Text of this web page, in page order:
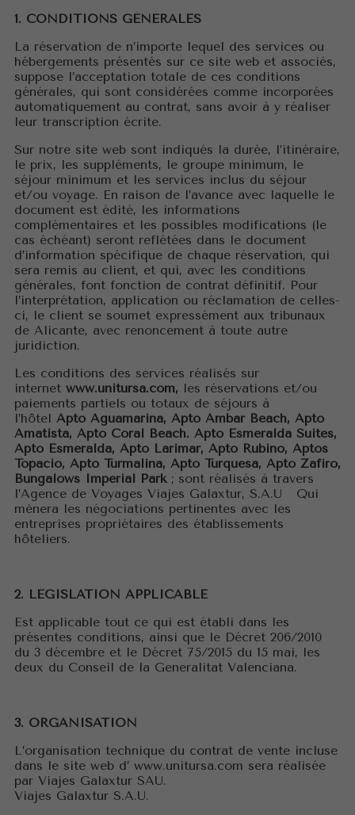
Tel. 965 83 26 18
Français
Español
English
Nederlandse
1. CONDITIONS GÉNÉRALES
La réservation de n’importe lequel des services ou
hébergements présentés sur ce site web et associés,
suppose l’acceptation totale de ces conditions
générales, qui sont considérées comme incorporées
automatiquement au contrat, sans avoir à y réaliser
leur transcription écrite.
Sur notre site web sont indiqués la durée, l’itinéraire,
le prix, les suppléments, le groupe minimum, le
séjour minimum et les services inclus du séjour
et/ou voyage. En raison de l’avance avec laquelle le
document est édité, les informations
complémentaires et les possibles modifications (le
cas échéant) seront reflétées dans le document
d’information spécifique de chaque réservation, qui
sera remis au client, et qui, avec les conditions
générales, font fonction de contrat définitif. Pour
l’interprétation, application ou réclamation de celles-
ci, le client se soumet expressément aux tribunaux
de Alicante, avec renoncement à toute autre
juridiction.
Les conditions des services réalisés sur
internet www.unitursa.com, les réservations et/ou
paiements partiels ou totaux de séjours à
l’hôtel Apto Aguamarina, Apto Ambar Beach, Apto
Amatista, Apto Coral Beach. Apto Esmeralda Suites,
Apto Esmeralda, Apto Larimar, Apto Rubino, Aptos
Topacio, Apto Turmalina, Apto Turquesa, Apto Zafiro,
Bungalows Imperial Park ; sont réalisés à travers
l’Agence de Voyages Viajes Galaxtur, S.A.U Qui
mènera les négociations pertinentes avec les
entreprises propriétaires des établissements
hôteliers.
2. LÉGISLATION APPLICABLE
Est applicable tout ce qui est établi dans les
présentes conditions, ainsi que le Décret 206/2010
du 3 décembre et le Décret 75/2015 du 15 mai, les
deux du Conseil de la Generalitat Valenciana.
3. ORGANISATION
L’organisation technique du contrat de vente incluse
dans le site web d’ www.unitursa.com sera réalisée
par Viajes Galaxtur SAU.
Viajes Galaxtur S.A.U.